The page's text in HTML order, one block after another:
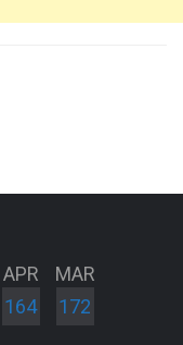
APR
164
MAR
172